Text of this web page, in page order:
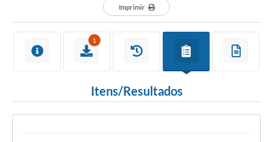
Imprimir
1
Itens/Resultados